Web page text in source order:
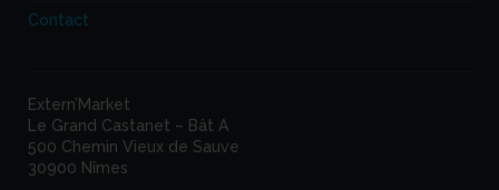
Contact
Extern’Market
Le Grand Castanet – Bât A
500 Chemin Vieux de Sauve
30900 Nîmes